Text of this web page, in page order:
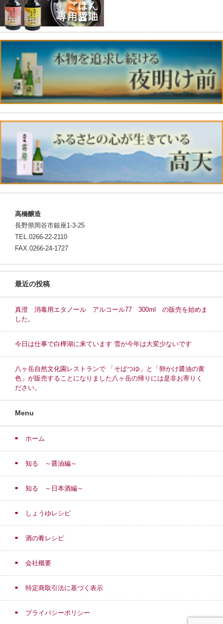
高橋醸造
長野県岡谷市銀座1-3-25
TEL.0266-22-2110
FAX.0266-24-1727
最近の投稿
真澄 消毒用エタノール アルコール77 300ml の販売を始めま
した。
今日は仕事で白樺湖に来ています 雪が今年は大変少ないです
八ヶ岳自然文化園レストランで 「そばつゆ」と「卵かけ醤油の黄
色」が販売することになりました八ヶ岳の帰りには是非お寄りく
ださい。
Menu
ホーム
知る ～醤油編～
知る ～日本酒編～
しょうゆレシピ
酒の肴レシピ
会社概要
特定商取引法に基づく表示
プライバシーポリシー